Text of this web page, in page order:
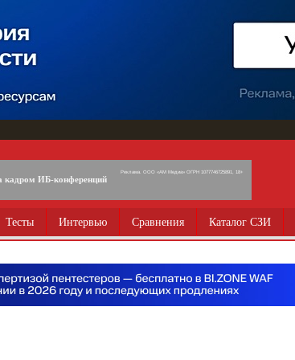
кадром ИБ-конференций
Реклама. ООО «АМ Медиа» ОГРН 1077746725891, 18+
Тесты Интервью Сравнения Каталог СЗИ